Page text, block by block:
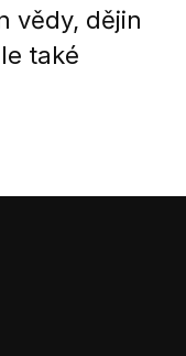
vědy, dějin
také